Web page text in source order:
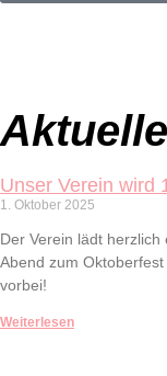
Unser Verein wird
1. Oktober 2025
Der Verein lädt
Abend zum
vorbei!
Weiterlesen